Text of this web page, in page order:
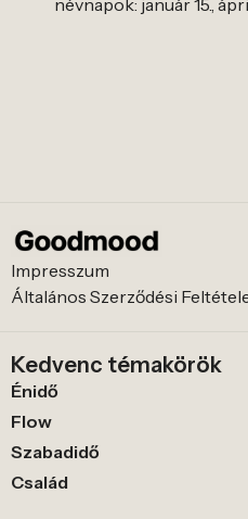
névnapok: január 15.,
Impresszum
Általános Szerződési
Kedvenc témakörök
Énidő
Flow
Szabadidő
Család